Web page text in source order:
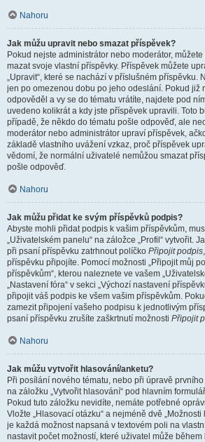
Nahoru
Jak můžu upravit nebo smazat příspěvek?
Pokud nejste administrátor nebo moderátor,
mazat svoje vlastní příspěvky. Příspěvek můžete
„Upravit“, které se nachází v příslušném příspěvku.
jen po omezenou dobu po jeho odeslání. Pokud již
odpověděl a vy se do tématu vrátíte, najdete pod
uvedeno kolikrát a kdy jste příspěvek upravili. Toto
případě, že někdo do tématu pošle odpověď, ale
moderátor nebo administrátor upraví příspěvek,
základě vlastního uvážení vzkaz, proč příspěvek
vědomí, že normální uživatelé nemůžou smazat
pošle odpověď.
Nahoru
Jak můžu přidat ke svým příspěvků podpis?
Abyste mohli přidat podpis k vašim příspěvkům,
„Uživatelském panelu“ na záložce „Profil“ vytvořit.
při psaní příspěvku zatrhnout políčko Připojit podpis
příspěvku připojíte. Pomocí možnosti „Připojit můj
příspěvkům“, kterou naleznete ve vašem
„Nastavení fóra“ v sekci „Výchozí nastavení
připojit váš podpis ke všem vašim příspěvkům.
zamezit připojení vašeho podpisu k jednotlivým
psaní příspěvku zrušíte zaškrtnutí možnosti Připojit
Nahoru
Jak můžu vytvořit hlasování/anketu?
Při posílání nového tématu, nebo při úpravě
na záložku „Vytvořit hlasování“ pod hlavním
Pokud tuto záložku nevidíte, nemáte potřebné
Vložte „Hlasovací otázku“ a nejméně dvě
je každá možnost napsaná v textovém poli na
nastavit počet možností, které uživatel může